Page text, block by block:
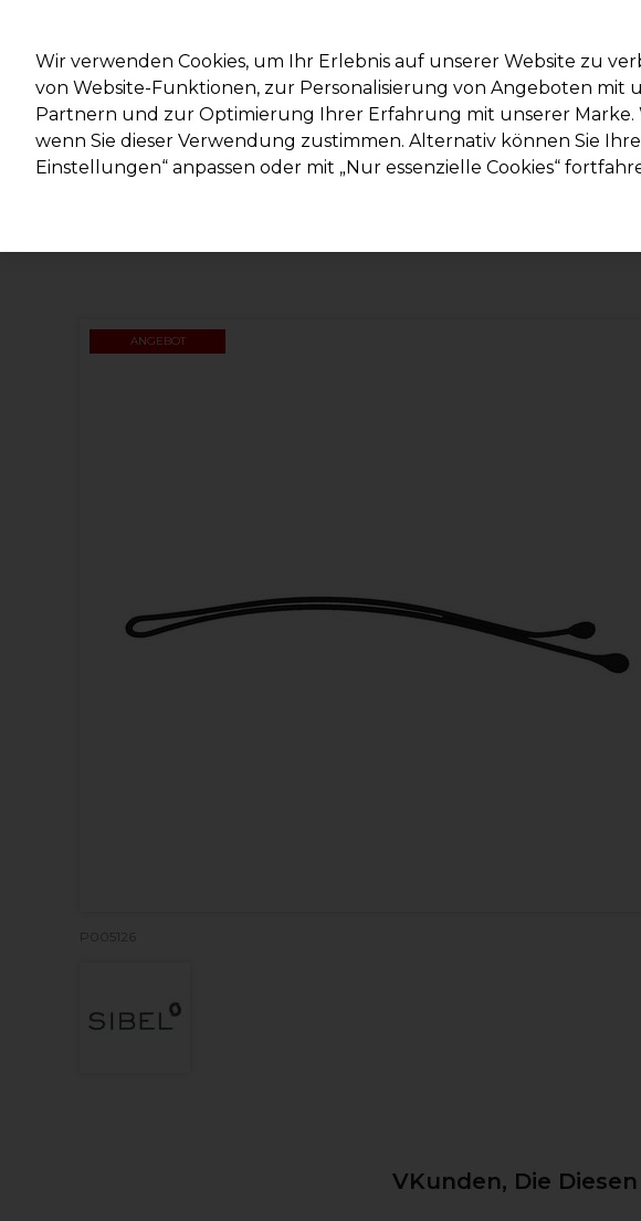
Suchen
Marken Deals Haare Elektrogeräte Saloneinrichtung Kosmetik
Lieferung und Lieferzeiten
ANGEBOT
P005126
VKunden, Die
Wir verwenden Cookies, um Ihr Erlebnis auf unserer Website zu
von Website-Funktionen, zur Personalisierung von Angeboten mit
Partnern und zur Optimierung Ihrer Erfahrung mit unserer Marke.
wenn Sie dieser Verwendung zustimmen. Alternativ können Sie
Einstellungen“ anpassen oder mit „Nur essenzielle Cookies“